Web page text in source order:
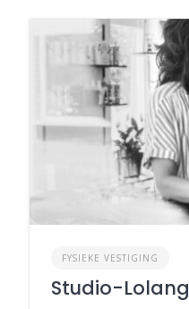
FYSIEKE VESTIGING
Studio-Lolang